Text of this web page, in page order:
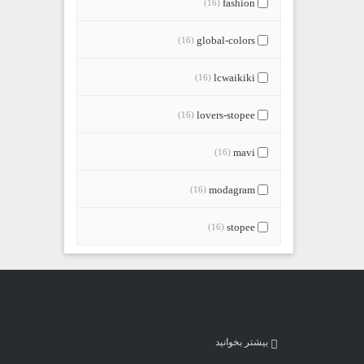
fashion
(16)
global-colors
(16)
lcwaikiki
(16)
lovers-stopee
(16)
mavi
(16)
modagram
(16)
stopee
(16)
بیشتر بخوانید